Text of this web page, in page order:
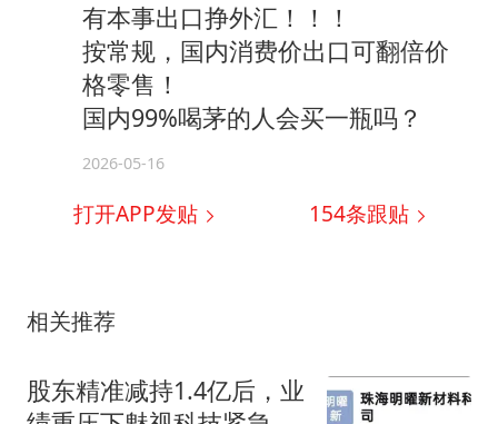
有本事出口挣外汇！！！
按常规，国内消费价出口可翻倍价
格零售！
国内99%喝茅的人会买一瓶吗？
2026-05-16
打开APP发贴 154条跟贴
相关推荐
股东精准减持1.4亿后，业